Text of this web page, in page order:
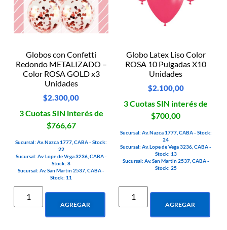
Globos con Confetti
Redondo METALIZADO –
Color ROSA GOLD x3
Unidades
$2.300,00
3 Cuotas SIN interés de
$766,67
Sucursal: Av. Nazca 1777, CABA - Stock:
22
Sucursal: Av. Lope de Vega 3236, CABA -
Stock: 8
Sucursal: Av. San Martin 2537, CABA -
Stock: 11
AGREGAR
Globo Latex Liso Color
ROSA 10 Pulgadas X10
Unidades
$2.100,00
3 Cuotas SIN interés de
$700,00
Sucursal: Av. Nazca 1777, CABA - Stock:
24
Sucursal: Av. Lope de Vega 3236, CABA -
Stock: 13
Sucursal: Av. San Martin 2537, CABA -
Stock: 25
AGREGAR